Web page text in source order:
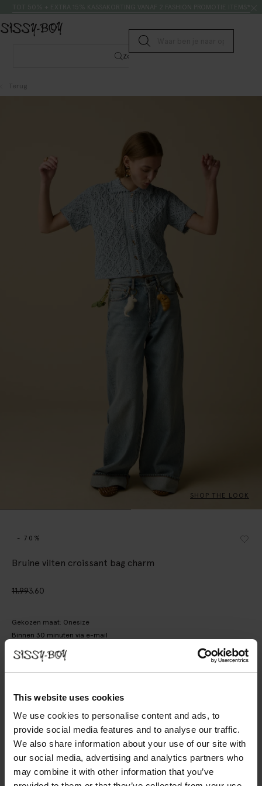
This website uses cookies
We use cookies to personalise content and ads, to
provide social media features and to analyse our traffic.
We also share information about your use of our site with
our social media, advertising and analytics partners who
may combine it with other information that you’ve
Submit search
Zoeken
Terug
SHOP THE LOOK
- 70%
Bruine vilten croissant bag charm
11.993.60
Gekozen maat: Onesize
Binnen 30 minuten via e-mail
Gratis verzending naar winkel
Achteraf betalen
Snelle levering
OMSCHRIJVING